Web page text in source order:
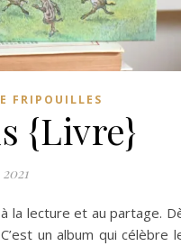
FRIPOUILLES
{Livre}
lecture et au partage.
un album qui célèbre